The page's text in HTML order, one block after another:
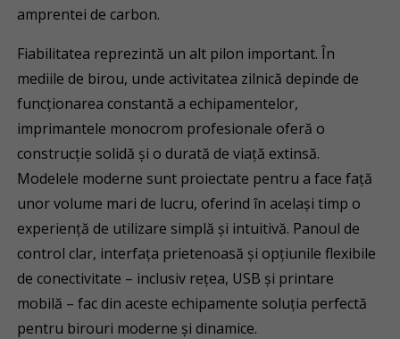
amprentei de carbon.
Fiabilitatea reprezintă un alt pilon important. În
mediile de birou, unde activitatea zilnică depinde de
funcționarea constantă a echipamentelor,
imprimantele monocrom profesionale oferă o
construcție solidă și o durată de viață extinsă.
Modelele moderne sunt proiectate pentru a face față
unor volume mari de lucru, oferind în același timp o
experiență de utilizare simplă și intuitivă. Panoul de
control clar, interfața prietenoasă și opțiunile flexibile
de conectivitate – inclusiv rețea, USB și printare
mobilă – fac din aceste echipamente soluția perfectă
pentru birouri moderne și dinamice.